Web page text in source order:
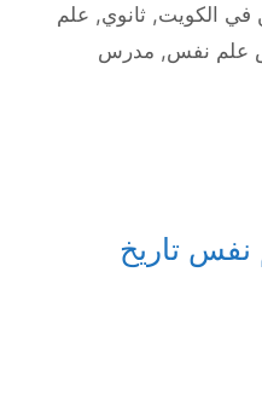
في الكويت,ثانوي, علم
علم نفس, مدرس
تاريخ